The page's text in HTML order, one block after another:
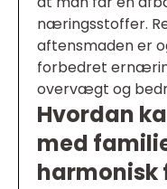
næringsstoffer.
aftensmaden er
forbedret
overvægt og
Hvordan
med
harmonisk